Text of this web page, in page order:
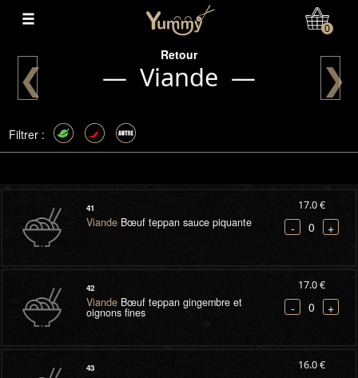
Mon Compte
0
Retour
— Viande —
❮ ❯
Filtrer :
41
ViandeBœuf teppan sauce piquante
17.0 €
- 0 +
42
ViandeBœuf teppan gingembre et
oignons fines
17.0 €
- 0 +
43 16.0 €